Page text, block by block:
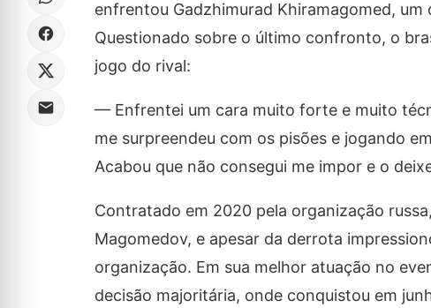
enfrentou Gadzhimurad Khiramagomed,
Questionado sobre o último confronto, o
jogo do rival:
— Enfrentei um cara muito forte e muito
me surpreendeu com os pisões e jogando
Acabou que não consegui me impor e o
Contratado em 2020 pela organização
Magomedov, e apesar da derrota
organização. Em sua melhor atuação no
decisão majoritária, onde conquistou em